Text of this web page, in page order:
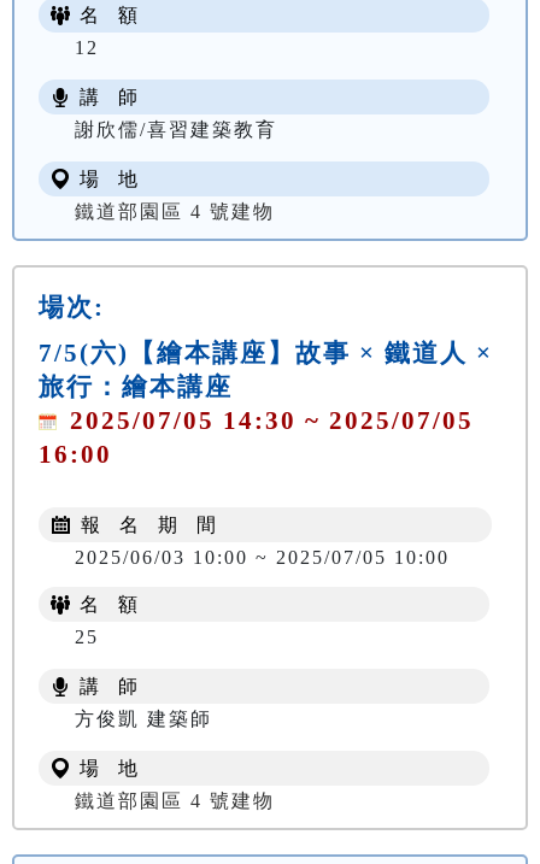
名 額
12
講 師
謝欣儒/喜習建築教育
場 地
鐵道部園區 4 號建物
場次:
7/5(六)【繪本講座】故事 × 鐵道人 ×
旅行：繪本講座
2025/07/05 14:30 ~ 2025/07/05
16:00
報 名 期 間
2025/06/03 10:00 ~ 2025/07/05 10:00
名 額
25
講 師
方俊凱 建築師
場 地
鐵道部園區 4 號建物